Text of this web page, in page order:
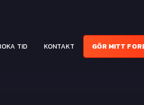
TID KONTAKT GÖR MITT